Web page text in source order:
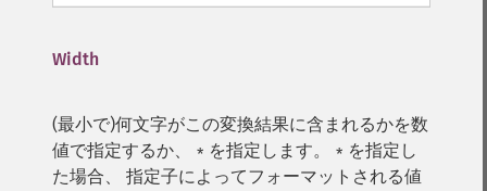
Width
(最小で)何文字がこの変換結果に含まれるかを数
値で指定するか、
* を指定します。 * を指定し
た場合、 指定子によってフォーマットされる値